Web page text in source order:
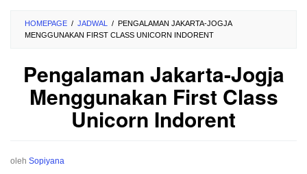
HOMEPAGE / JADWAL / PENGALAMAN JAKARTA-JOGJA
MENGGUNAKAN FIRST CLASS UNICORN INDORENT
Pengalaman Jakarta-Jogja
Menggunakan First Class
Unicorn Indorent
oleh Sopiyana